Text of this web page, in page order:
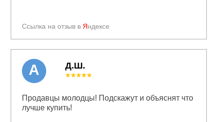
Ссылка на отзыв в Яндексе
Д.Ш.
★★★★★
Продавцы молодцы! Подскажут и объяснят что
лучше купить!
А